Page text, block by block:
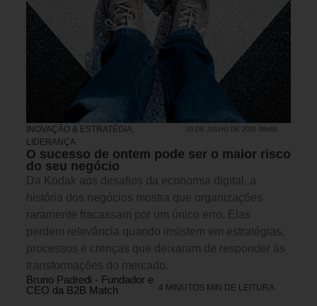
INOVAÇÃO & ESTRATÉGIA,
LIDERANÇA
10 DE JULHO DE 2026 08H00
O sucesso de ontem pode ser o maior risco
do seu negócio
Da Kodak aos desafios da economia digital, a
história dos negócios mostra que organizações
raramente fracassam por um único erro. Elas
perdem relevância quando insistem em estratégias,
processos e crenças que deixaram de responder às
transformações do mercado.
Bruno Padredi - Fundador e
CEO da B2B Match
4 MINUTOS MIN DE LEITURA